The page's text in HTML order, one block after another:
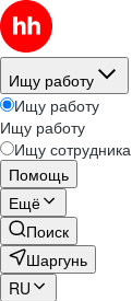
Ищу работу
Ищу работу
Ищу работу
Ищу сотрудника
Помощь
Ещё
Поиск
Шаргунь
RU